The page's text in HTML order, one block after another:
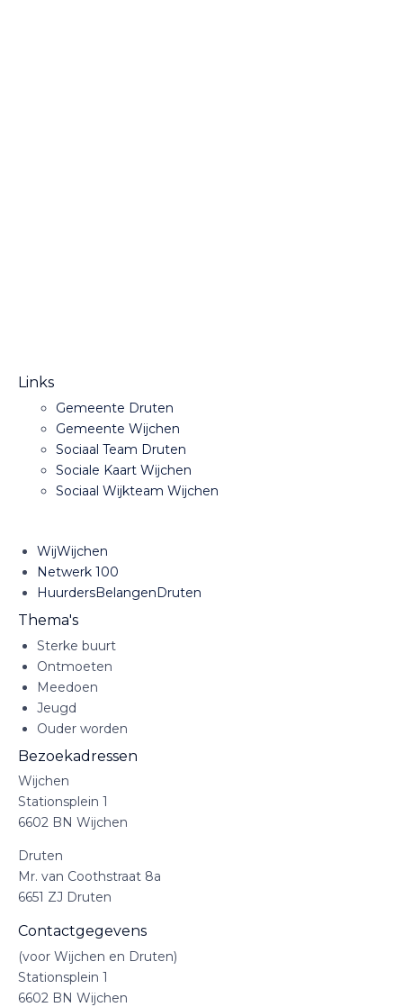
Links
Gemeente Druten
Gemeente Wijchen
Sociaal Team Druten
Sociale Kaart Wijchen
Sociaal Wijkteam Wijchen
WijWijchen
Netwerk 100
HuurdersBelangenDruten
Thema's
Sterke buurt
Ontmoeten
Meedoen
Jeugd
Ouder worden
Bezoekadressen
Wijchen
Stationsplein 1
6602 BN Wijchen
Druten
Mr. van Coothstraat 8a
6651 ZJ Druten
Contactgegevens
(voor Wijchen en Druten)
Stationsplein 1
6602 BN Wijchen